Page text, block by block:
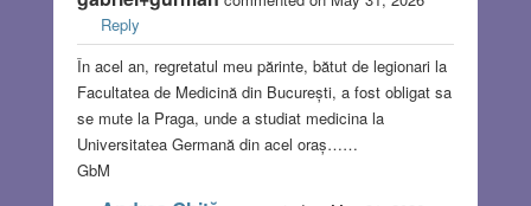
Reply
În acel an, regretatul meu părinte, bătut de legionari la
Facultatea de Medicină din București, a fost obligat sa
se mute la Praga, unde a studiat medicina la
Universitatea Germană din acel oraș……
GbM